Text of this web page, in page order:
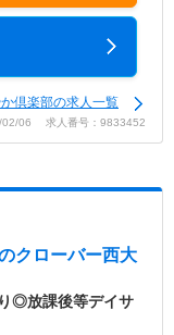
倶楽部の求人一覧
02/06 求人番号：9833452
クローバー西大
◎放課後等デイサ